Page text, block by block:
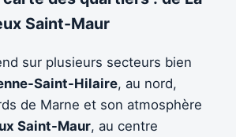
Saint-Maur
sur plusieurs secteurs bien
Saint-Hilaire, au nord,
de Marne et son atmosphère
Saint-Maur, au centre